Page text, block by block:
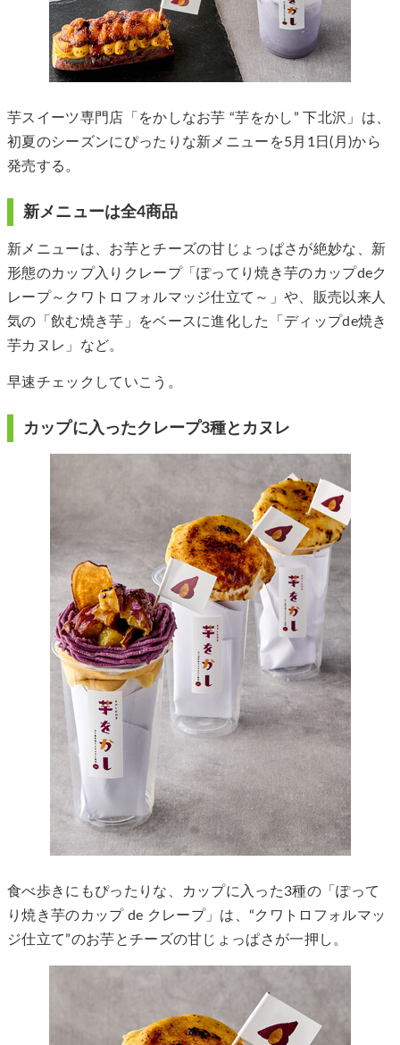
芋スイーツ専門店「をかしなお芋 “芋をかし” 下北沢」は、
初夏のシーズンにぴったりな新メニューを5月1日(月)から
発売する。
新メニューは全4商品
新メニューは、お芋とチーズの甘じょっぱさが絶妙な、新
形態のカップ入りクレープ「ぽってり焼き芋のカップdeク
レープ～クワトロフォルマッジ仕立て～」や、販売以来人
気の「飲む焼き芋」をベースに進化した「ディップde焼き
芋カヌレ」など。
早速チェックしていこう。
カップに入ったクレープ3種とカヌレ
食べ歩きにもぴったりな、カップに入った3種の「ぽって
り焼き芋のカップ de クレープ」は、“クワトロフォルマッ
ジ仕立て”のお芋とチーズの甘じょっぱさが一押し。